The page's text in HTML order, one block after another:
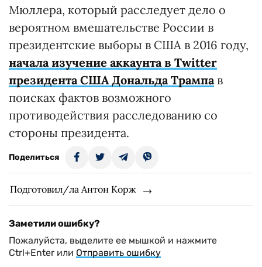
Мюллера, который расследует дело о
вероятном вмешательстве России в
президентские выборы в США в 2016 году,
начала изучение аккаунта в Twitter
президента США Дональда Трампав
поисках фактов возможного
противодействия расследованию со
стороны президента.
Поделиться
Подготовил/ла Антон Корж
Заметили ошибку?
Пожалуйста, выделите ее мышкой и нажмите
Ctrl+Enter или Отправить ошибку